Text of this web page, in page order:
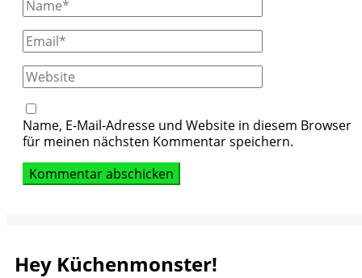
Name
Email
Website
Name, E-Mail-Adresse und Website in diesem Browser
für meinen nächsten Kommentar speichern.
Hey Küchenmonster!